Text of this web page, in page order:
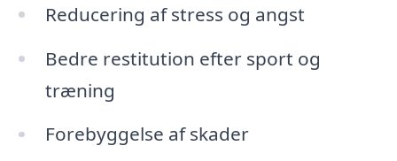
Reducering af stress og angst
Bedre restitution efter sport og
træning
Forebyggelse af skader